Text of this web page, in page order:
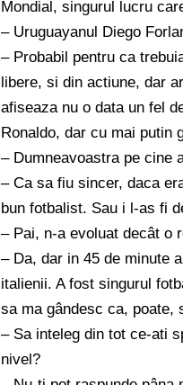
Mondial, singurul lucru
– Uruguayanul Diego
– Probabil pentru ca
libere, si din actiune, dar
afiseaza nu o data un fel
Ronaldo, dar cu mai putin
– Dumneavoastra pe cine
– Ca sa fiu sincer, daca
bun fotbalist. Sau i l-as fi
– Pai, n-a evoluat decât o
– Da, dar in 45 de minute
italienii. A fost singurul
sa ma gândesc ca, poate,
– Sa inteleg din tot ce-ati
nivel?